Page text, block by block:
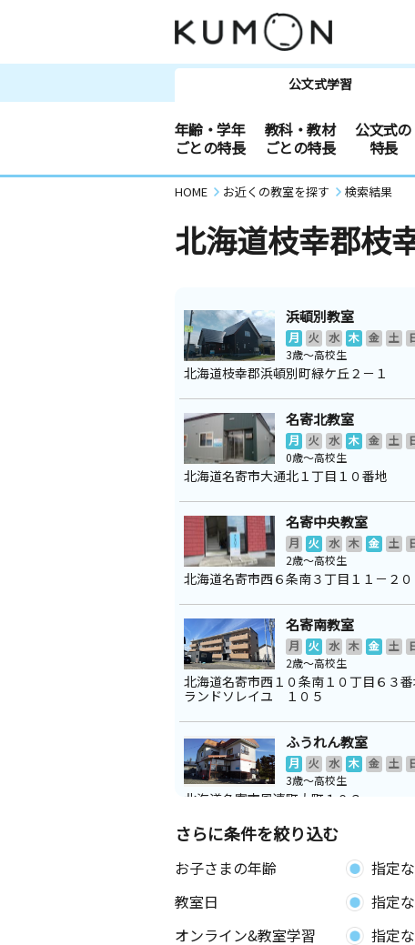
公文式学習
年齢・学年
ごとの特長
教科・教材
ごとの特長
公文式の
特長
HOME お近くの教室を探す 検索結果
北海道枝幸郡枝
浜頓別教室
月 火 水 木 金 土
3歳～高校生
北海道枝幸郡浜頓別町緑ケ丘２－１
名寄北教室
月 火 水 木 金 土
0歳～高校生
北海道名寄市大通北１丁目１０番地
名寄中央教室
月 火 水 木 金 土
2歳～高校生
北海道名寄市西６条南３丁目１１－２０
名寄南教室
月 火 水 木 金 土
2歳～高校生
北海道名寄市西１０条南１０丁目６３
ランドソレイユ １０５
ふうれん教室
月 火 水 木 金 土
3歳～高校生
北海道名寄市風連町大町１０３
士別北教室
木 金 土
北海道士別市東六条１丁目－１０
さらに条件を絞り込む
お子さまの年齢 指定
教室日
指定
オンライン&教室学習
指定